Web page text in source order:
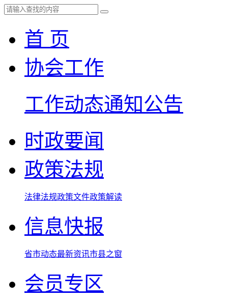
首 页
协会工作
工作动态通知公告
时政要闻
政策法规
法律法规政策文件政策解读
信息快报
省市动态最新资讯市县之窗
会员专区